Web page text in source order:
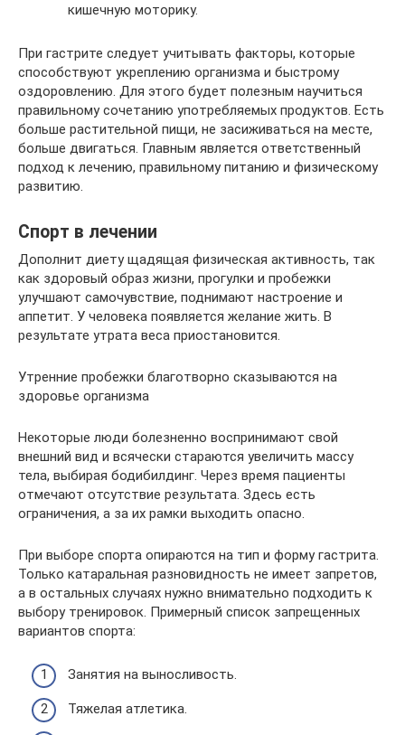
кишечную моторику.
При гастрите следует учитывать факторы, которые
способствуют укреплению организма и быстрому
оздоровлению. Для этого будет полезным научиться
правильному сочетанию употребляемых продуктов. Есть
больше растительной пищи, не засиживаться на месте,
больше двигаться. Главным является ответственный
подход к лечению, правильному питанию и физическому
развитию.
Спорт в лечении
Дополнит диету щадящая физическая активность, так
как здоровый образ жизни, прогулки и пробежки
улучшают самочувствие, поднимают настроение и
аппетит. У человека появляется желание жить. В
результате утрата веса приостановится.
Утренние пробежки благотворно сказываются на
здоровье организма
Некоторые люди болезненно воспринимают свой
внешний вид и всячески стараются увеличить массу
тела, выбирая бодибилдинг. Через время пациенты
отмечают отсутствие результата. Здесь есть
ограничения, а за их рамки выходить опасно.
При выборе спорта опираются на тип и форму гастрита.
Только катаральная разновидность не имеет запретов,
а в остальных случаях нужно внимательно подходить к
выбору тренировок. Примерный список запрещенных
вариантов спорта:
Занятия на выносливость.
Тяжелая атлетика.